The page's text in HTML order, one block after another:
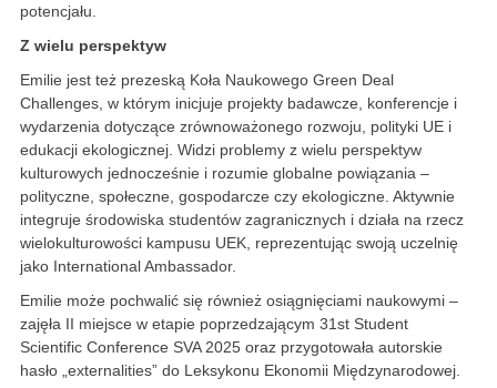
potencjału.
Z wielu perspektyw
Emilie jest też prezeską Koła Naukowego Green Deal
Challenges, w którym inicjuje projekty badawcze, konferencje i
wydarzenia dotyczące zrównoważonego rozwoju, polityki UE i
edukacji ekologicznej. Widzi problemy z wielu perspektyw
kulturowych jednocześnie i rozumie globalne powiązania –
polityczne, społeczne, gospodarcze czy ekologiczne. Aktywnie
integruje środowiska studentów zagranicznych i działa na rzecz
wielokulturowości kampusu UEK, reprezentując swoją uczelnię
jako International Ambassador.
Emilie może pochwalić się również osiągnięciami naukowymi –
zajęła II miejsce w etapie poprzedzającym 31st Student
Scientific Conference SVA 2025 oraz przygotowała autorskie
hasło „externalities” do Leksykonu Ekonomii Międzynarodowej.